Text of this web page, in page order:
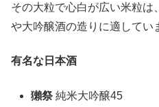
その大粒で心白が広い米粒
や大吟醸酒の造りに適してい
有名な日本酒
獺祭 純米大吟醸45